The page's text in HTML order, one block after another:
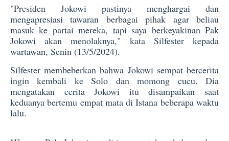
"Presiden Jokowi pastinya menghargai dan
mengapresiasi tawaran berbagai pihak agar beliau
masuk ke partai mereka, tapi saya berkeyakinan Pak
Jokowi akan menolaknya," kata Silfester kepada
wartawan, Senin (13/5/2024).
Silfester membeberkan bahwa Jokowi sempat bercerita
ingin kembali ke Solo dan momong cucu. Dia
mengatakan cerita Jokowi itu disampaikan saat
keduanya bertemu empat mata di Istana beberapa waktu
lalu.